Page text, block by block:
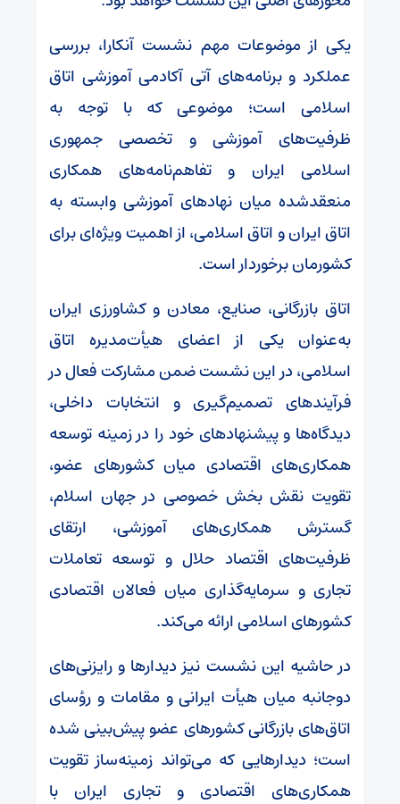
یکی از موضوعات مهم نشست آنکارا، بررسی
عملکرد و برنامه‌های آتی آکادمی آموزشی اتاق
اسلامی است؛ موضوعی که با توجه به
ظرفیت‌های آموزشی و تخصصی جمهوری
اسلامی ایران و تفاهم‌نامه‌های همکاری
منعقدشده میان نهاد‌های آموزشی وابسته به
اتاق ایران و اتاق اسلامی، از اهمیت ویژه‌ای برای
کشورمان برخوردار است.
اتاق بازرگانی، صنایع، معادن و کشاورزی ایران
به‌عنوان یکی از اعضای هیأت‌مدیره اتاق
اسلامی، در این نشست ضمن مشارکت فعال در
فرآیند‌های تصمیم‌گیری و انتخابات داخلی،
دیدگاه‌ها و پیشنهاد‌های خود را در زمینه توسعه
همکاری‌های اقتصادی میان کشور‌های عضو،
تقویت نقش بخش خصوصی در جهان اسلام،
گسترش همکاری‌های آموزشی، ارتقای
ظرفیت‌های اقتصاد حلال و توسعه تعاملات
تجاری و سرمایه‌گذاری میان فعالان اقتصادی
کشور‌های اسلامی ارائه می‌کند.
در حاشیه این نشست نیز دیدار‌ها و رایزنی‌های
دوجانبه میان هیأت ایرانی و مقامات و رؤسای
اتاق‌های بازرگانی کشور‌های عضو پیش‌بینی شده
است؛ دیدار‌هایی که می‌تواند زمینه‌ساز تقویت
همکاری‌های اقتصادی و تجاری ایران با